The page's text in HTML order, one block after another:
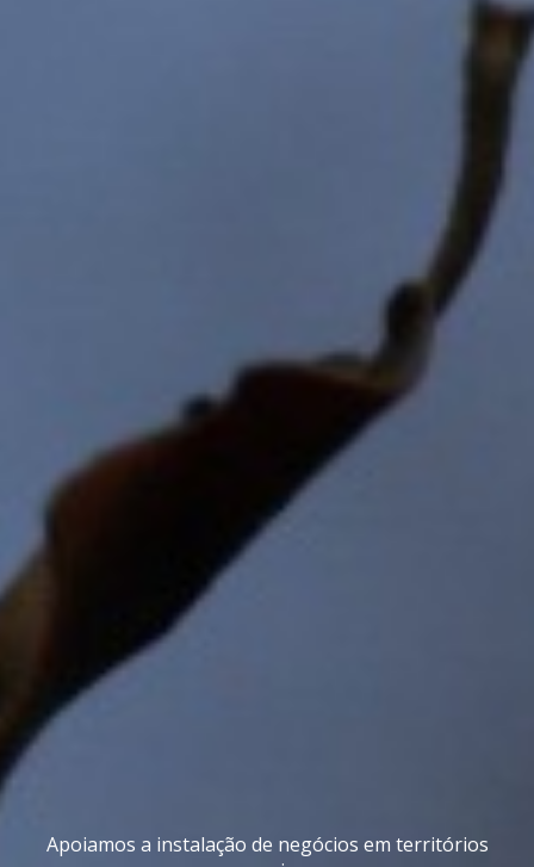
Apoiamos a instalação de negócios em territórios